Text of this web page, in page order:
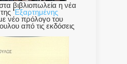
βιβλιοπωλεία η νέα
"Εξαρτημένης
νέο πρόλογο του
από τις εκδόσεις